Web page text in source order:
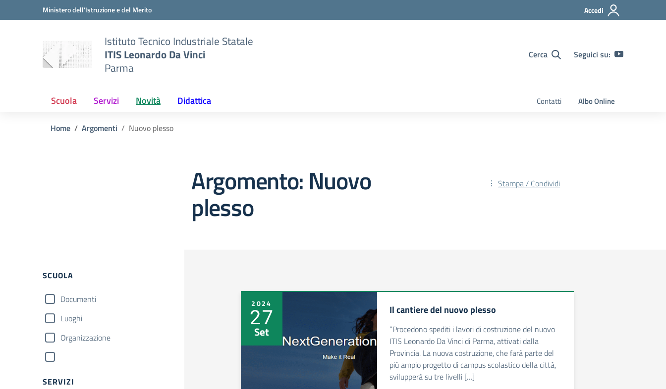
Vai ai contenuti
Vai al menu di navigazioneMinistero dell'Istruzione e del Merito Accedi
Istituto Tecnico Industriale Statale
ITIS Leonardo Da Vinci
Parma
Cerca Seguici su:
Scuola Servizi Novità Didattica Contatti Albo Online
Home Argomenti Nuovo plesso
Argomento: Nuovo
plesso
Stampa / Condividi
SCUOLA
Documenti
Luoghi
Organizzazione
SERVIZI
2024
27
Set
Il cantiere del nuovo plesso
“Procedono spediti i lavori di costruzione del nuovo
ITIS Leonardo Da Vinci di Parma, attivati dalla
Provincia. La nuova costruzione, che farà parte del
più ampio progetto di campus scolastico della città,
svilupperà su tre livelli […]